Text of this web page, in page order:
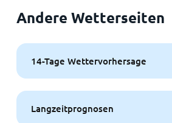
Andere Wetterseiten
14-Tage Wettervorhersage
Langzeitprognosen